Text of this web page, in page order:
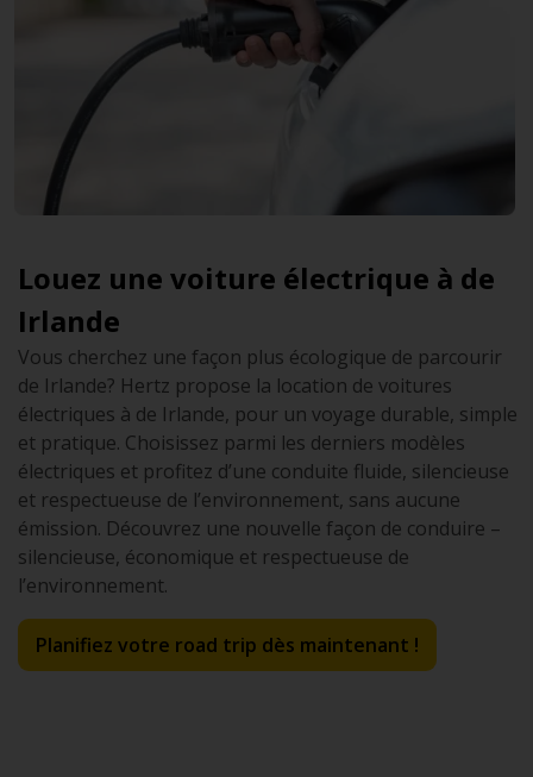
Louez une voiture électrique à de
Irlande
Vous cherchez une façon plus écologique de parcourir
de Irlande? Hertz propose la location de voitures
électriques à de Irlande, pour un voyage durable, simple
et pratique. Choisissez parmi les derniers modèles
électriques et profitez d’une conduite fluide, silencieuse
et respectueuse de l’environnement, sans aucune
émission. Découvrez une nouvelle façon de conduire –
silencieuse, économique et respectueuse de
l’environnement.
Planifiez votre road trip dès maintenant !